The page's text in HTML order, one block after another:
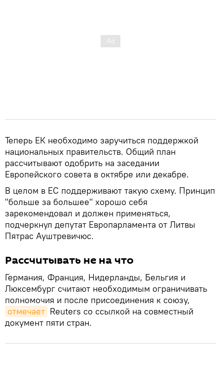
Теперь ЕК необходимо заручиться поддержкой
национальных правительств. Общий план
рассчитывают одобрить на заседании
Европейского совета в октябре или декабре.
В целом в ЕС поддерживают такую схему. Принцип
"больше за большее" хорошо себя
зарекомендовал и должен применяться,
подчеркнул депутат Европарламента от Литвы
Пятрас Ауштревичюс.
Рассчитывать не на что
Германия, Франция, Нидерланды, Бельгия и
Люксембург считают необходимым ограничивать
полномочия и после присоединения к союзу,
отмечает Reuters со ссылкой на совместный
документ пяти стран.